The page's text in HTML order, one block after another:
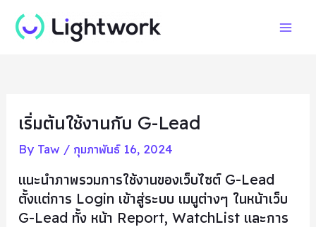
เริ่มต้นใช้งานกับ G-Lead
By Taw / กุมภาพันธ์ 16, 2024
แนะนำภาพรวมการใช้งานของเว็บไซต์ G-Lead
ตั้งแต่การ Login เข้าสู่ระบบ เมนูต่างๆ ในหน้าเว็บ
G-Lead ทั้ง หน้า Report, WatchList และการ
navigation